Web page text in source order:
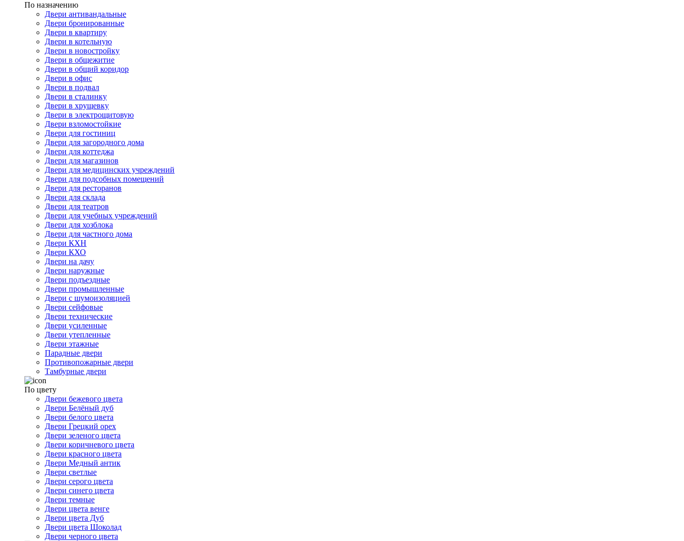
По назначению
Двери антивандальные
Двери бронированные
Двери в квартиру
Двери в котельную
Двери в новостройку
Двери в общежитие
Двери в общий коридор
Двери в офис
Двери в подвал
Двери в сталинку
Двери в хрущевку
Двери в электрощитовую
Двери взломостойкие
Двери для гостиниц
Двери для загородного дома
Двери для коттеджа
Двери для магазинов
Двери для медицинских учреждений
Двери для подсобных помещений
Двери для ресторанов
Двери для склада
Двери для театров
Двери для учебных учреждений
Двери для хозблока
Двери для частного дома
Двери КХН
Двери КХО
Двери на дачу
Двери наружные
Двери подъездные
Двери промышленные
Двери с шумоизоляцией
Двери сейфовые
Двери технические
Двери усиленные
Двери утепленные
Двери этажные
Парадные двери
Противопожарные двери
Тамбурные двери
По цвету
Двери бежевого цвета
Двери Белёный дуб
Двери белого цвета
Двери Грецкий орех
Двери зеленого цвета
Двери коричневого цвета
Двери красного цвета
Двери Медный антик
Двери светлые
Двери серого цвета
Двери синего цвета
Двери темные
Двери цвета венге
Двери цвета Дуб
Двери цвета Шоколад
Двери черного цвета